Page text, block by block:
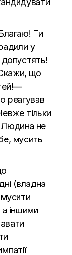
Ти
у
що
реагував
тільки
Людина не
мусить
(владна
іншими